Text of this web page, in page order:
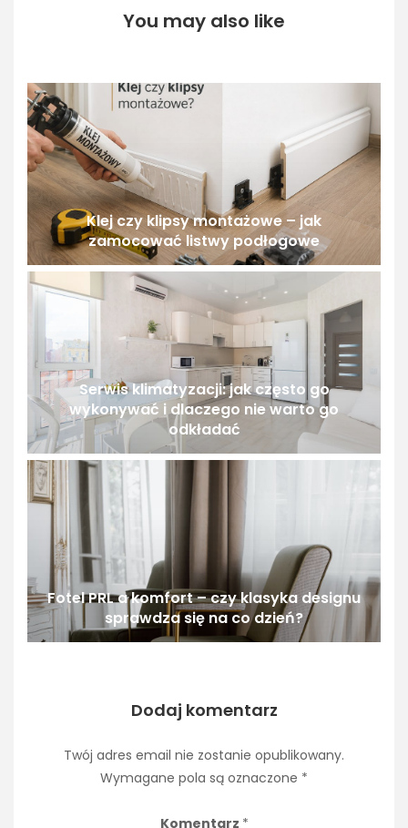
You may also like
Klej czy klipsy montażowe – jak
zamocować listwy podłogowe
Serwis klimatyzacji: jak często go
wykonywać i dlaczego nie warto go
odkładać
Fotel PRL a komfort – czy klasyka designu
sprawdza się na co dzień?
Dodaj komentarz
Twój adres email nie zostanie opublikowany.
Wymagane pola są oznaczone *
Komentarz *